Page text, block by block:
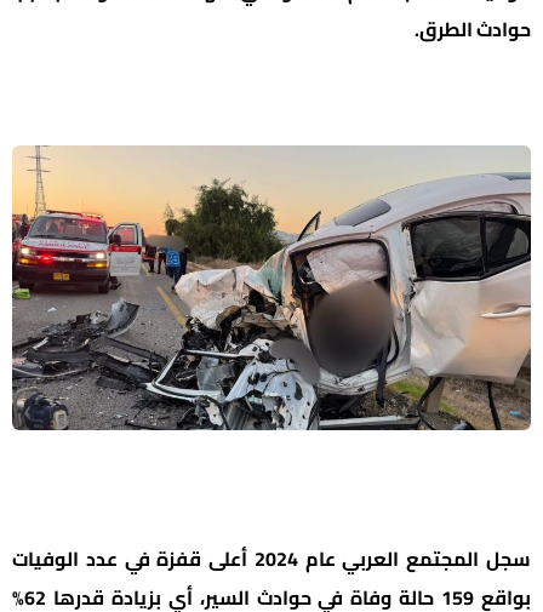
حوادث الطرق.
سجل المجتمع العربي عام 2024 أعلى قفزة في عدد الوفيات
بواقع 159 حالة وفاة في حوادث السير، أي بزيادة قدرها 62%